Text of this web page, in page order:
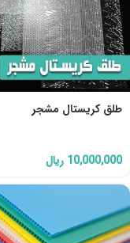
طلق کریستال مشجر
10,000,000 ریال